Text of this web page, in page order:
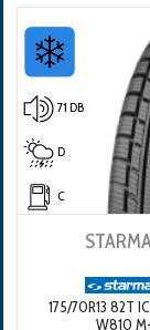
71 DB
D
C
175/70R13 82T
W810